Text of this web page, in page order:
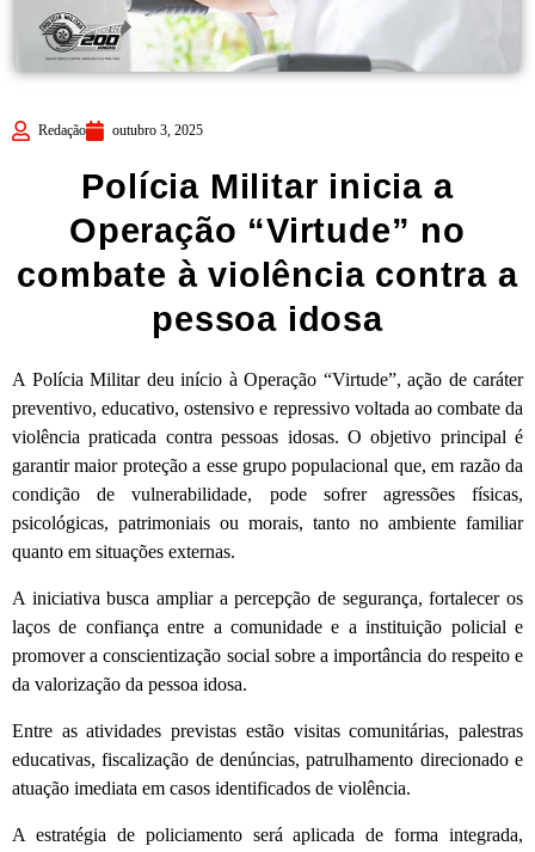
Redação outubro 3, 2025
Polícia Militar inicia a
Operação “Virtude” no
combate à violência contra a
pessoa idosa
A Polícia Militar deu início à Operação “Virtude”, ação de caráter
preventivo, educativo, ostensivo e repressivo voltada ao combate da
violência praticada contra pessoas idosas. O objetivo principal é
garantir maior proteção a esse grupo populacional que, em razão da
condição de vulnerabilidade, pode sofrer agressões físicas,
psicológicas, patrimoniais ou morais, tanto no ambiente familiar
quanto em situações externas.
A iniciativa busca ampliar a percepção de segurança, fortalecer os
laços de confiança entre a comunidade e a instituição policial e
promover a conscientização social sobre a importância do respeito e
da valorização da pessoa idosa.
Entre as atividades previstas estão visitas comunitárias, palestras
educativas, fiscalização de denúncias, patrulhamento direcionado e
atuação imediata em casos identificados de violência.
A estratégia de policiamento será aplicada de forma integrada,